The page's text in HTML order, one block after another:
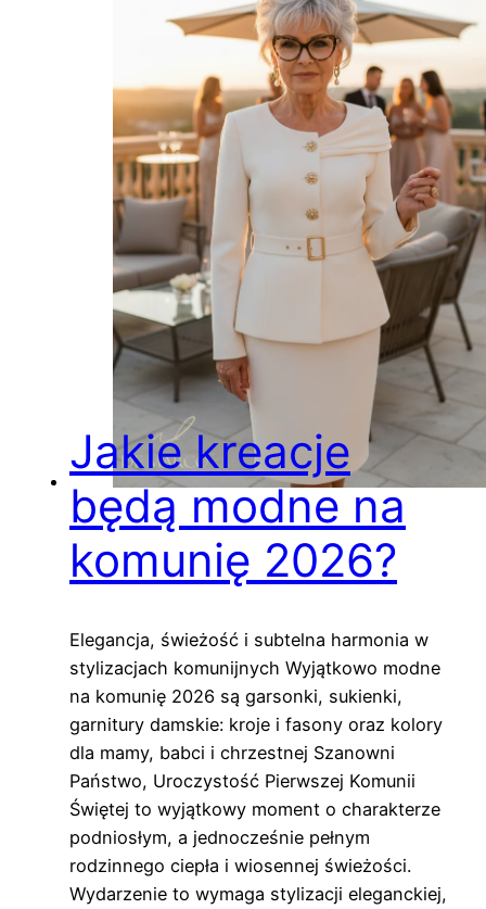
Jakie kreacje
będą modne na
komunię 2026?
Elegancja, świeżość i subtelna harmonia w
stylizacjach komunijnych Wyjątkowo modne
na komunię 2026 są garsonki, sukienki,
garnitury damskie: kroje i fasony oraz kolory
dla mamy, babci i chrzestnej Szanowni
Państwo, Uroczystość Pierwszej Komunii
Świętej to wyjątkowy moment o charakterze
podniosłym, a jednocześnie pełnym
rodzinnego ciepła i wiosennej świeżości.
Wydarzenie to wymaga stylizacji eleganckiej,